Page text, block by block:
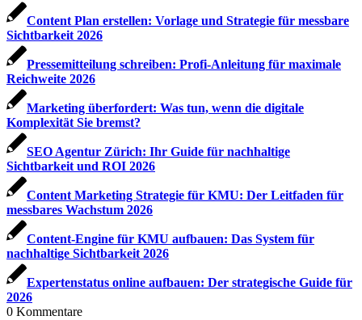
Content Plan erstellen: Vorlage und Strategie für messbare
Sichtbarkeit 2026
Pressemitteilung schreiben: Profi-Anleitung für maximale
Reichweite 2026
Marketing überfordert: Was tun, wenn die digitale
Komplexität Sie bremst?
SEO Agentur Zürich: Ihr Guide für nachhaltige
Sichtbarkeit und ROI 2026
Content Marketing Strategie für KMU: Der Leitfaden für
messbares Wachstum 2026
Content-Engine für KMU aufbauen: Das System für
nachhaltige Sichtbarkeit 2026
Expertenstatus online aufbauen: Der strategische Guide für
2026
0 Kommentare